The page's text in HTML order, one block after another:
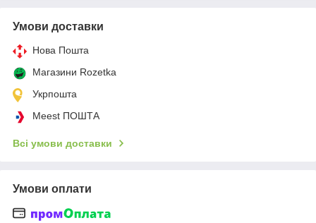
Умови доставки
Нова Пошта
Магазини Rozetka
Укрпошта
Meest ПОШТА
Всі умови доставки
Умови оплати